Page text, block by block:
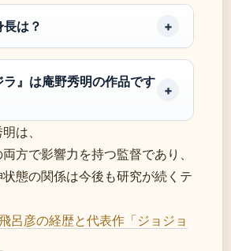
は？
ラ』は庵野秀明の作品です
は、
方で影響力を持つ監督であり、
態の関係は今後も研究が続くテ
呂彦の経歴と代表作「ジョジョ